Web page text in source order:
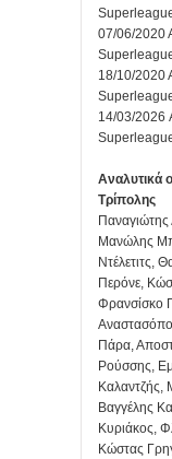
07/06/2020
18/10/2020
14/03/2026
Αναλυτικά
Τρίπολης
Παναγιώτης
Μανώλης
Ντέλετιτς,
Περόνε,
Φρανσίσκο
Πάρα,
Ρούσσης,
Καλαντζής,
Βαγγέλης
Κυριάκος,
Κώστας